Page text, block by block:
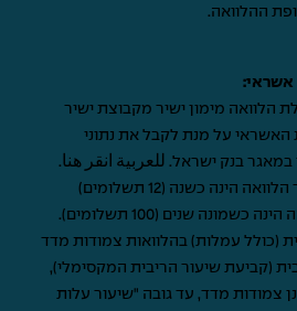
ההלוואה.
אשראי:
הלוואה מימון ישיר מקבוצת ישיר
האשראי על מנת לקבל את נתוני
במאגר בנק ישראל. للعربية انقر هنا .
התקופה המינימלית להחזר הלוואה הינה כשנה (12 תשלומים)
והמקסימלית להחזר הלוואה הינה כשמונה שנים (100 תשלומים).
(כולל עמלות) בהלוואות צמודות מדד
הריבית (קביעת שיעור הריבית המקסימלי),
שאינן צמודות מדד, עד גובה "שיעור עלות